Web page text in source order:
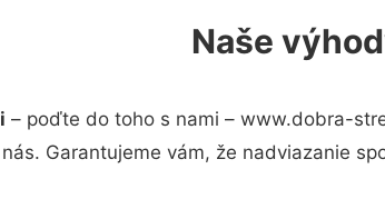
Naše
– poďte do toho s nami – www.dobra-
Garantujeme vám, že nadviazanie